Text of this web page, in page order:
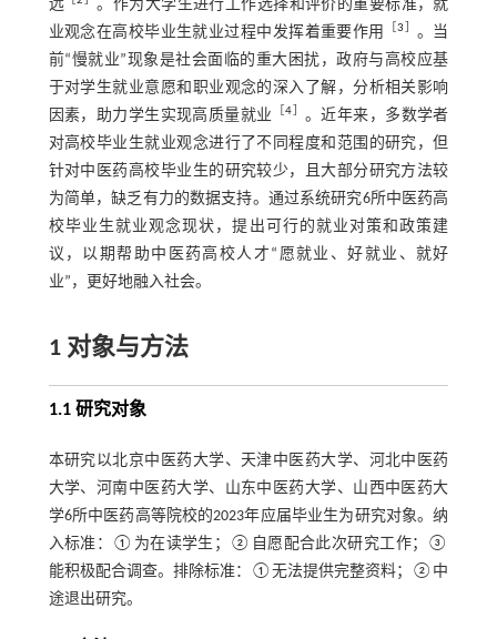
远
。作为大学生进行工作选择和评价的重要标准，就
业观念在高校毕业生就业过程中发挥着重要作用
［3
。当
前“慢就业”现象是社会面临的重大困扰，政府与高校应基
于对学生就业意愿和职业观念的深入了解，分析相关影响
因素，助力学生实现高质量就业 ［4
。近年来，多数学者
对高校毕业生就业观念进行了不同程度和范围的研究，但
针对中医药高校毕业生的研究较少，且大部分研究方法较
为简单，缺乏有力的数据支持。通过系统研究6所中医药高
校毕业生就业观念现状，提出可行的就业对策和政策建
议，以期帮助中医药高校人才“愿就业、好就业、就好
业”，更好地融入社会。
1 对象与方法
1.1 研究对象
本研究以北京中医药大学、天津中医药大学、河北中医药
大学、河南中医药大学、山东中医药大学、山西中医药大
学6所中医药高等院校的2023年应届毕业生为研究对象。纳
入标准：①为在读学生；②自愿配合此次研究工作；③
能积极配合调查。排除标准：①无法提供完整资料；②中
途退出研究。